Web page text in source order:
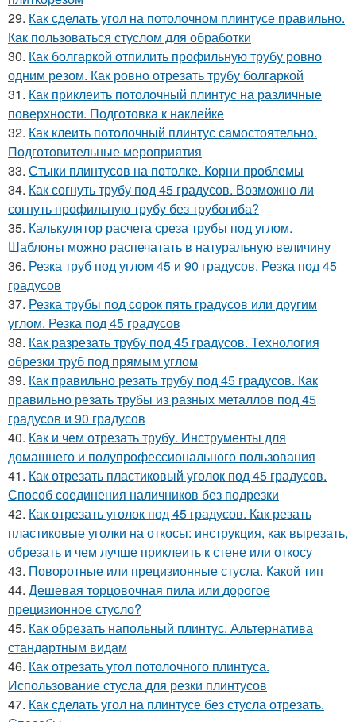
29. Как сделать угол на потолочном плинтусе правильно.
Как пользоваться стуслом для обработки
30. Как болгаркой отпилить профильную трубу ровно
одним резом. Как ровно отрезать трубу болгаркой
31. Как приклеить потолочный плинтус на различные
поверхности. Подготовка к наклейке
32. Как клеить потолочный плинтус самостоятельно.
Подготовительные мероприятия
33. Стыки плинтусов на потолке. Корни проблемы
34. Как согнуть трубу под 45 градусов. Возможно ли
согнуть профильную трубу без трубогиба?
35. Калькулятор расчета среза трубы под углом.
Шаблоны можно распечатать в натуральную величину
36. Резка труб под углом 45 и 90 градусов. Резка под 45
градусов
37. Резка трубы под сорок пять градусов или другим
углом. Резка под 45 градусов
38. Как разрезать трубу под 45 градусов. Технология
обрезки труб под прямым углом
39. Как правильно резать трубу под 45 градусов. Как
правильно резать трубы из разных металлов под 45
градусов и 90 градусов
40. Как и чем отрезать трубу. Инструменты для
домашнего и полупрофессионального пользования
41. Как отрезать пластиковый уголок под 45 градусов.
Способ соединения наличников без подрезки
42. Как отрезать уголок под 45 градусов. Как резать
пластиковые уголки на откосы: инструкция, как вырезать,
обрезать и чем лучше приклеить к стене или откосу
43. Поворотные или прецизионные стусла. Какой тип
44. Дешевая торцовочная пила или дорогое
прецизионное стусло?
45. Как обрезать напольный плинтус. Альтернатива
стандартным видам
46. Как отрезать угол потолочного плинтуса.
Использование стусла для резки плинтусов
47. Как сделать угол на плинтусе без стусла отрезать.